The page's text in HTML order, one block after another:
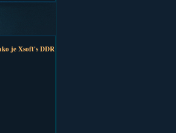
je Xsoft's DDR